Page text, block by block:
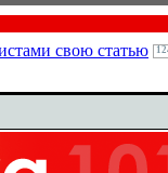
свою статью